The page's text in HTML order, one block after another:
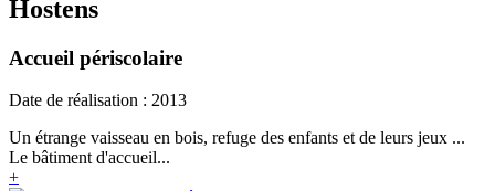
Hostens
Accueil périscolaire
Date de réalisation : 2013
Un étrange vaisseau en bois, refuge des enfants et de leurs jeux ...
Le bâtiment d'accueil...
+